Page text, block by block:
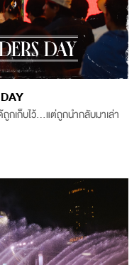
กเก็บไว้…แต่ถูกนำกลับมาเล่า